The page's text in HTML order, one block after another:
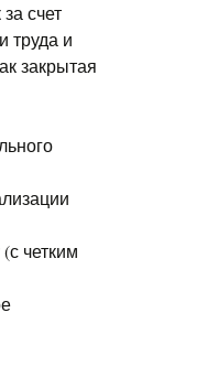
счет
труда и
закрытая
четким